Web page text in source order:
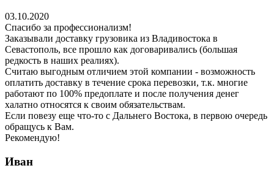
03.10.2020
Спасибо за профессионализм!
Заказывали доставку грузовика из Владивостока в
Севастополь, все прошло как договаривались (большая
редкость в наших реалиях).
Считаю выгодным отличием этой компании - возможность
оплатить доставку в течение срока перевозки, т.к. многие
работают по 100% предоплате и после получения денег
халатно относятся к своим обязательствам.
Если повезу еще что-то с Дальнего Востока, в первою очередь
обращусь к Вам.
Рекомендую!
Иван